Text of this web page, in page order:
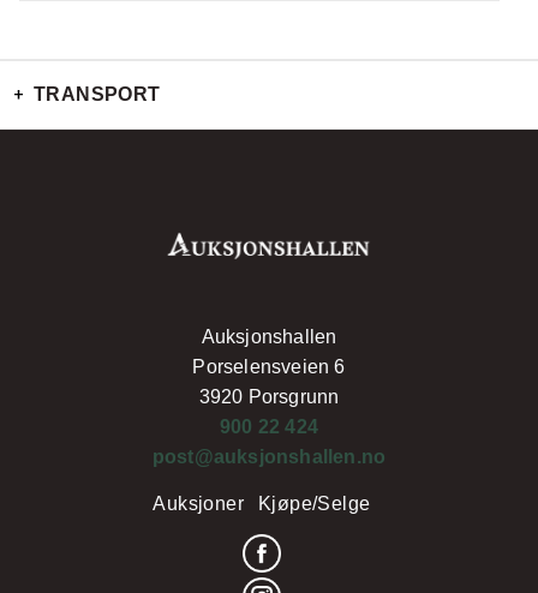
TRANSPORT
Auksjonshallen
Porselensveien 6
3920 Porsgrunn
900 22 424
post@auksjonshallen.no
Auksjoner Kjøpe/Selge